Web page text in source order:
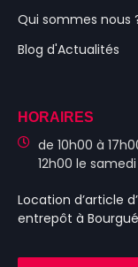
Qui sommes nous
Blog d'Actualités
HORAIRES
de 10h00 à
12h00 le samedi
Location d’article
entrepôt à